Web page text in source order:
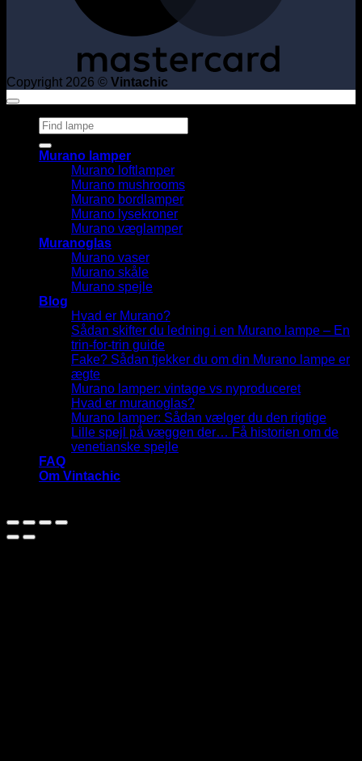
Copyright 2026 © Vintachic
Søg
efter:
Murano lamper
Murano loftlamper
Murano mushrooms
Murano bordlamper
Murano lysekroner
Murano væglamper
Muranoglas
Murano vaser
Murano skåle
Murano spejle
Blog
Hvad er Murano?
Sådan skifter du ledning i en Murano lampe – En
trin-for-trin guide
Fake? Sådan tjekker du om din Murano lampe er
ægte
Murano lamper: vintage vs nyproduceret
Hvad er muranoglas?
Murano lamper: Sådan vælger du den rigtige
Lille spejl på væggen der… Få historien om de
venetianske spejle
FAQ
Om Vintachic